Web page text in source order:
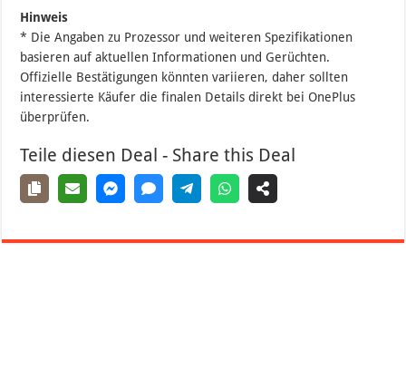
Hinweis
* Die Angaben zu Prozessor und weiteren Spezifikationen
basieren auf aktuellen Informationen und Gerüchten.
Offizielle Bestätigungen könnten variieren, daher sollten
interessierte Käufer die finalen Details direkt bei OnePlus
überprüfen.
Teile diesen Deal - Share this Deal